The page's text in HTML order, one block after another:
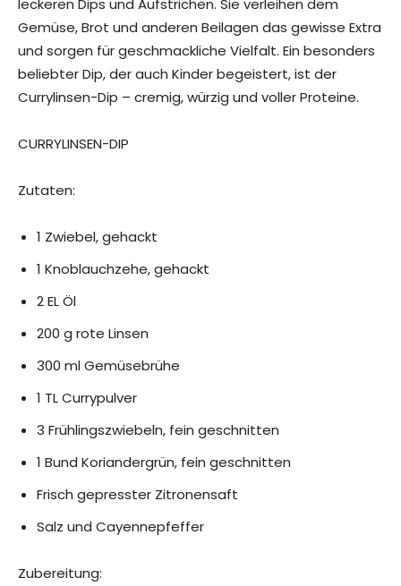
leckeren Dips und Aufstrichen. Sie verleihen dem
Gemüse, Brot und anderen Beilagen das gewisse Extra
und sorgen für geschmackliche Vielfalt. Ein besonders
beliebter Dip, der auch Kinder begeistert, ist der
Currylinsen-Dip – cremig, würzig und voller Proteine.
CURRYLINSEN-DIP
Zutaten:
1 Zwiebel, gehackt
1 Knoblauchzehe, gehackt
2 EL Öl
200 g rote Linsen
300 ml Gemüsebrühe
1 TL Currypulver
3 Frühlingszwiebeln, fein geschnitten
1 Bund Koriandergrün, fein geschnitten
Frisch gepresster Zitronensaft
Salz und Cayennepfeffer
Zubereitung: